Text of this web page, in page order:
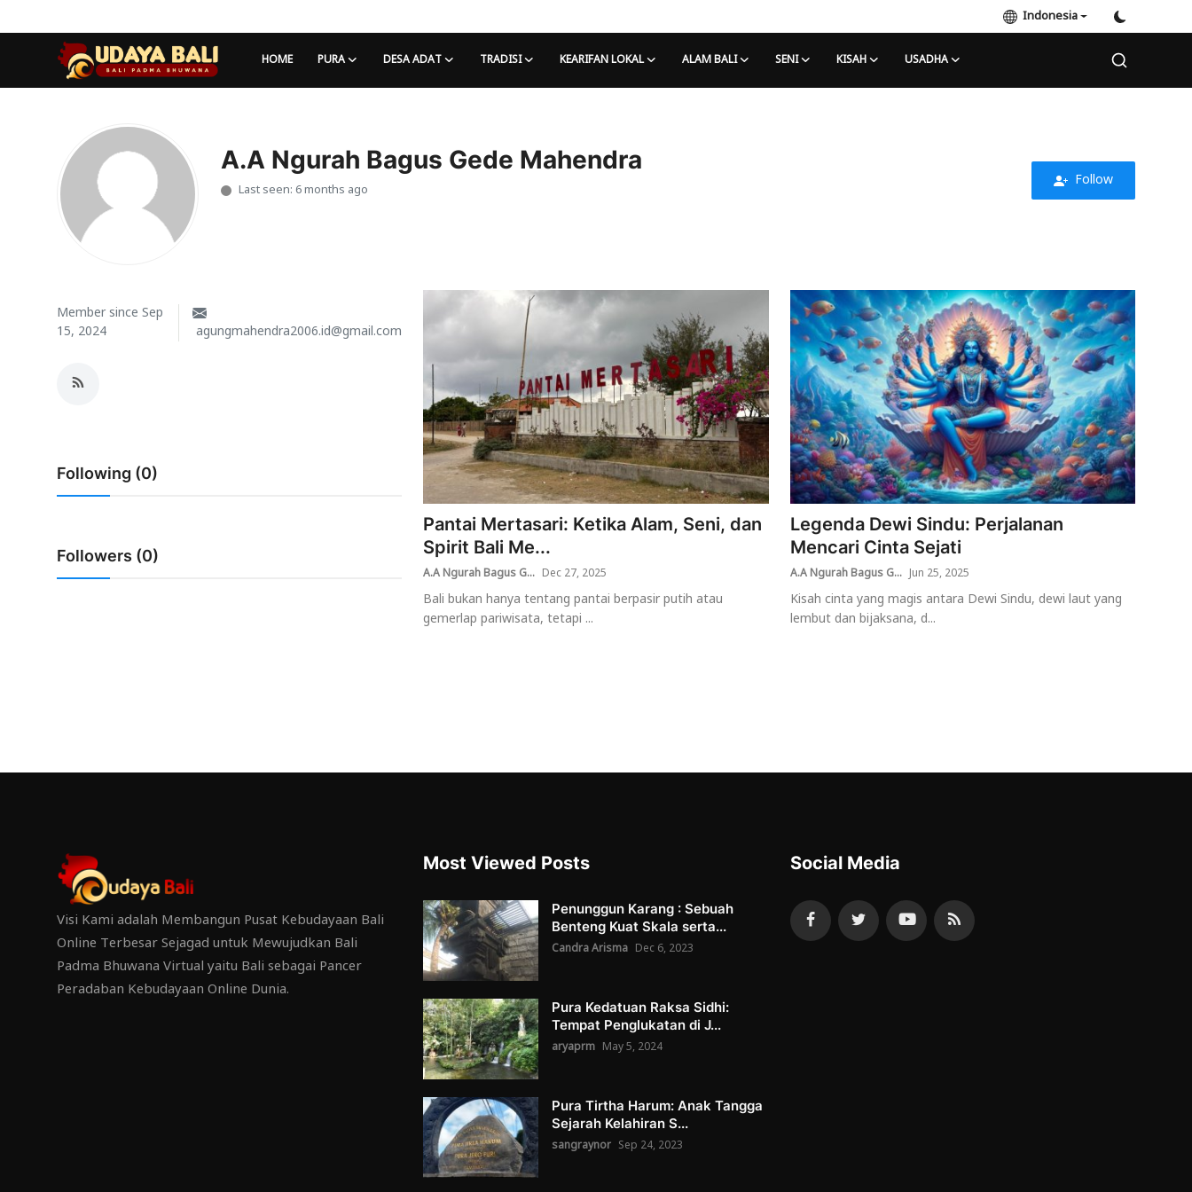
Indonesia
HOME PURA DESA ADAT TRADISI KEARIFAN LOKAL ALAM BALI SENI KISAH USADHA
Desa Adat
Alam Bali
Indonesia
A.A Ngurah Bagus Gede Mahendra
Last seen: 6 months ago Follow
Member since Sep
15, 2024 agungmahendra2006.id@gmail.com
Following (0)
Followers (0)
Pantai Mertasari: Ketika Alam, Seni, dan
Spirit Bali Me...
A.A Ngurah Bagus G... Dec 27, 2025
Bali bukan hanya tentang pantai berpasir putih atau
gemerlap pariwisata, tetapi ...
Legenda Dewi Sindu: Perjalanan
Mencari Cinta Sejati
A.A Ngurah Bagus G... Jun 25, 2025
Kisah cinta yang magis antara Dewi Sindu, dewi laut yang
lembut dan bijaksana, d...
Visi Kami adalah Membangun Pusat Kebudayaan Bali
Online Terbesar Sejagad untuk Mewujudkan Bali
Padma Bhuwana Virtual yaitu Bali sebagai Pancer
Peradaban Kebudayaan Online Dunia.
Most Viewed Posts
Penunggun Karang : Sebuah
Benteng Kuat Skala serta...
Candra Arisma Dec 6, 2023
Pura Kedatuan Raksa Sidhi:
Tempat Penglukatan di J...
aryaprm May 5, 2024
Pura Tirtha Harum: Anak Tangga
Sejarah Kelahiran S...
sangraynor Sep 24, 2023
Social Media